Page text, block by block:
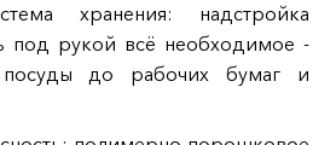
хранения: надстройка
под рукой всё необходимое -
до рабочих бумаг и